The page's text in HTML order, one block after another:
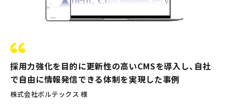
採用力強化を目的に更新性の高いCMSを導入し、自社
で自由に情報発信できる体制を実現した事例
株式会社ボルテックス 様